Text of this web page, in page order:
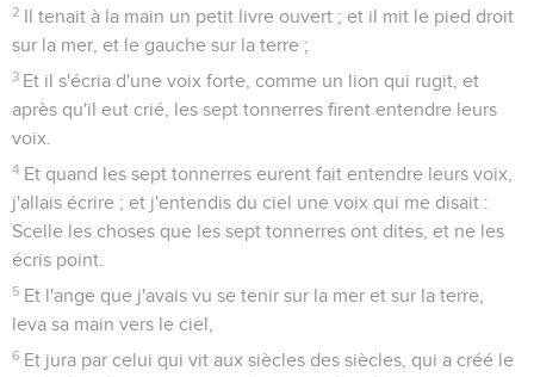
2 Il tenait à la main un petit livre ouvert ; et il mit le pied droit
sur la mer, et le gauche sur la terre ;
3 Et il s'écria d'une voix forte, comme un lion qui rugit, et
après qu'il eut crié, les sept tonnerres firent entendre leurs
voix.
4 Et quand les sept tonnerres eurent fait entendre leurs voix,
j'allais écrire ; et j'entendis du ciel une voix qui me disait :
Scelle les choses que les sept tonnerres ont dites, et ne les
écris point.
5 Et l'ange que j'avais vu se tenir sur la mer et sur la terre,
leva sa main vers le ciel,
6 Et jura par celui qui vit aux siècles des siècles, qui a créé le